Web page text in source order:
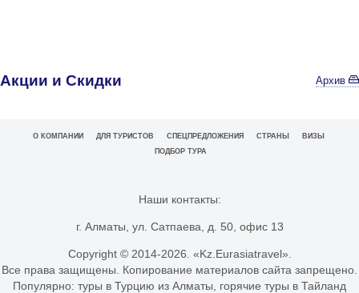
Акции и Скидки Архив
О КОМПАНИИ ДЛЯ ТУРИСТОВ СПЕЦПРЕДЛОЖЕНИЯ СТРАНЫ
ВИЗЫ
ПОДБОР ТУРА
Наши контакты:
г. Алматы, ул. Сатпаева, д. 50, офис 13
Copyright © 2014-2026. «Kz.Eurasiatravel».
Все права защищены. Копирование материалов сайта запрещено.
Популярно: туры в Турцию из Алматы горячие туры в Тайланд